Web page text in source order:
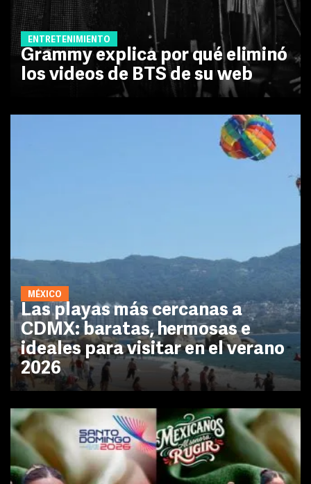
ENTRETENIMIENTO
Grammy explica por qué eliminó
los videos de BTS de su web
MÉXICO
Las playas más cercanas a
CDMX: baratas, hermosas e
ideales para visitar en el verano
2026